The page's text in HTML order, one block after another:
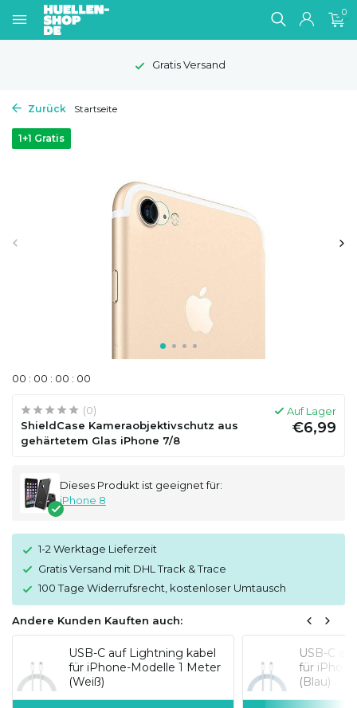
0
Gratis Versand
Zurück Startseite
1+1 Gratis
00 : 00 : 00 : 00
(0)
ShieldCase Kameraobjektivschutz aus
gehärtetem Glas iPhone 7/8
Auf Lager
€6,99
Dieses Produkt ist geeignet für:
iPhone 8
1-2 Werktage Lieferzeit
Gratis Versand mit DHL Track & Trace
100 Tage Widerrufsrecht, kostenloser Umtausch
Andere Kunden Kauften auch:
USB-C auf Lightning kabel
für iPhone-Modelle 1 Meter
(Weiß)
USB-C
für
(Blau)